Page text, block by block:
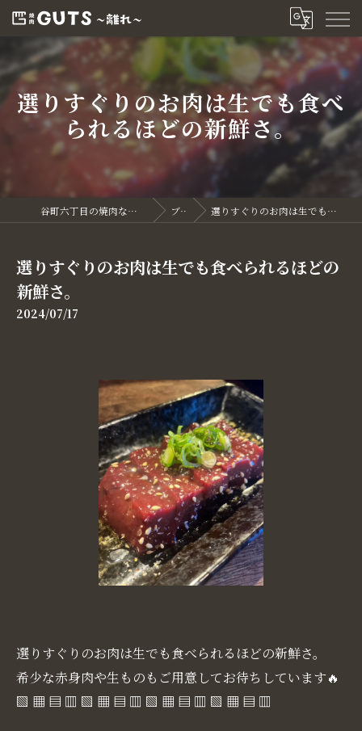
選りすぐりのお肉は生でも食べ
られるほどの新鮮さ。
谷町六丁目の焼肉なら焼肉GUTS～離れ～ ブログ 選りすぐりのお肉は生でも食べられるほどの新鮮さ。
選りすぐりのお肉は生でも食べられるほどの
新鮮さ。
2024/07/17
選りすぐりのお肉は生でも食べられるほどの新鮮さ。
希少な赤身肉や生ものもご用意してお待ちしています🔥
▧ ▦ ▤ ▥ ▧ ▦ ▤ ▥ ▧ ▦ ▤ ▥ ▧ ▦ ▤ ▥